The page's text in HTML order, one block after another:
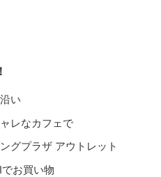
い
レなカフェで
グプラザ アウトレット
お買い物